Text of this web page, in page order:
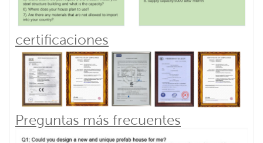
certificaciones
Preguntas más frecuentes